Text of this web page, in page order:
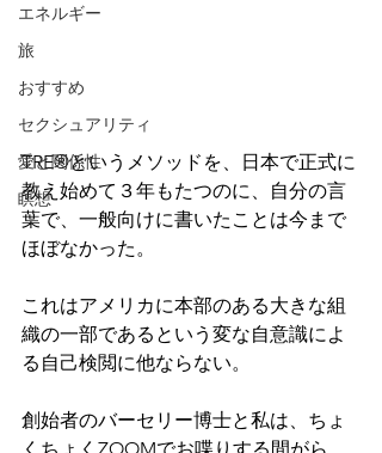
エネルギー
旅
おすすめ
セクシュアリティ
愛と関係性
瞑想
TRE®というメソッドを、日本で正式に
教え始めて３年もたつのに、自分の言
葉で、一般向けに書いたことは今まで
ほぼなかった。
これはアメリカに本部のある大きな組
織の一部であるという変な自意識によ
る自己検閲に他ならない。
創始者のバーセリー博士と私は、ちょ